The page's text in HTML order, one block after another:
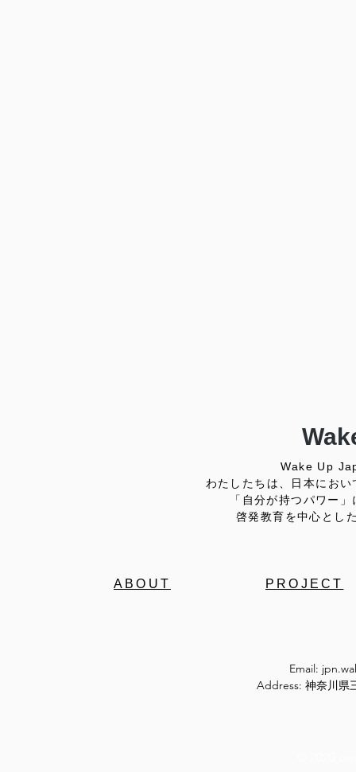
Wake Up
わたしたちは、日本にお
「自分が持つパワー
啓発教育を中心とし
ABOUT PROJECT
Email:
Address: 神奈川県